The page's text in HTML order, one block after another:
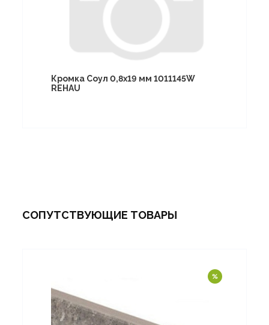
Кромка Соул 0,8х19 мм 1011145W
REHAU
СОПУТСТВУЮЩИЕ ТОВАРЫ